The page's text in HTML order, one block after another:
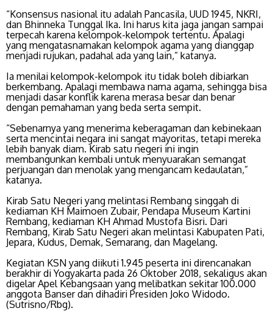
“Konsensus nasional itu adalah Pancasila, UUD 1945, NKRI,
dan Bhinneka Tunggal Ika. Ini harus kita jaga jangan sampai
terpecah karena kelompok-kelompok tertentu. Apalagi
yang mengatasnamakan kelompok agama yang dianggap
menjadi rujukan, padahal ada yang lain,” katanya.
Ia menilai kelompok-kelompok itu tidak boleh dibiarkan
berkembang. Apalagi membawa nama agama, sehingga bisa
menjadi dasar konflik karena merasa besar dan benar
dengan pemahaman yang beda serta sempit.
“Sebenarnya yang menerima keberagaman dan kebinekaan
serta mencintai negara ini sangat mayoritas, tetapi mereka
lebih banyak diam. Kirab satu negeri ini ingin
membangunkan kembali untuk menyuarakan semangat
perjuangan dan menolak yang mengancam kedaulatan,”
katanya.
Kirab Satu Negeri yang melintasi Rembang singgah di
kediaman KH Maimoen Zubair, Pendapa Museum Kartini
Rembang, kediaman KH Ahmad Mustofa Bisri. Dari
Rembang, Kirab Satu Negeri akan melintasi Kabupaten Pati,
Jepara, Kudus, Demak, Semarang, dan Magelang.
Kegiatan KSN yang diikuti 1.945 peserta ini direncanakan
berakhir di Yogyakarta pada 26 Oktober 2018, sekaligus akan
digelar Apel Kebangsaan yang melibatkan sekitar 100.000
anggota Banser dan dihadiri Presiden Joko Widodo.
(Sutrisno/Rbg).